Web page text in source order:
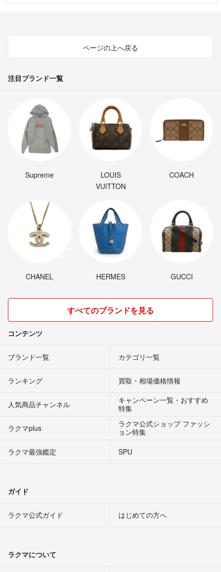
ページの上へ戻る
注目ブランド一覧
Supreme
LOUIS
VUITTON
COACH
CHANEL HERMES GUCCI
すべてのブランドを見る
コンテンツ
ブランド一覧 カテゴリ一覧
ランキング 買取・相場価格情報
人気商品チャンネル
キャンペーン一覧・おすすめ
特集
ラクマplus
ラクマ公式ショップ ファッシ
ョン特集
ラクマ最強鑑定
SPU
ガイド
ラクマ公式ガイド はじめての方へ
ラクマについて